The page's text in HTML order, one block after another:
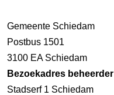
Gemeente Schiedam
Postbus 1501
3100 EA Schiedam
Bezoekadres beheerder
Stadserf 1 Schiedam